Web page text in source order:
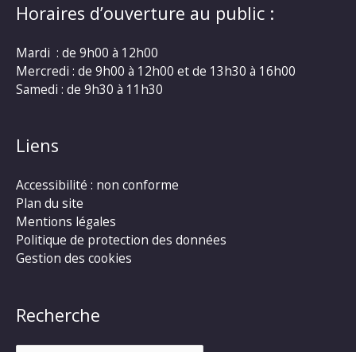
Horaires d’ouverture au public :
Mardi : de 9h00 à 12h00
Mercredi : de 9h00 à 12h00 et de 13h30 à 16h00
Samedi : de 9h30 à 11h30
Liens
Accessibilité : non conforme
Plan du site
Mentions légales
Politique de protection des données
Gestion des cookies
Recherche